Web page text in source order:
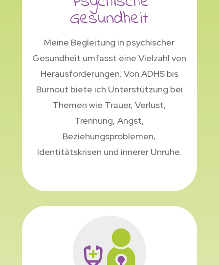
Gesundheit
Meine Begleitung in psychischer
Gesundheit umfasst eine Vielzahl von
Herausforderungen. Von ADHS bis
Burnout biete ich Unterstützung bei
Themen wie Trauer, Verlust,
Trennung, Angst,
Beziehungsproblemen,
Identitätskrisen und innerer Unruhe.